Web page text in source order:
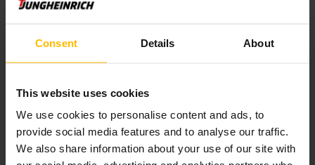
Consent Details About
This website uses cookies
We use cookies to personalise content and ads, to
provide social media features and to analyse our traffic.
We also share information about your use of our site with
2025, Göteborg